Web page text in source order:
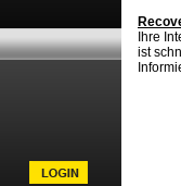
Ihre
ist